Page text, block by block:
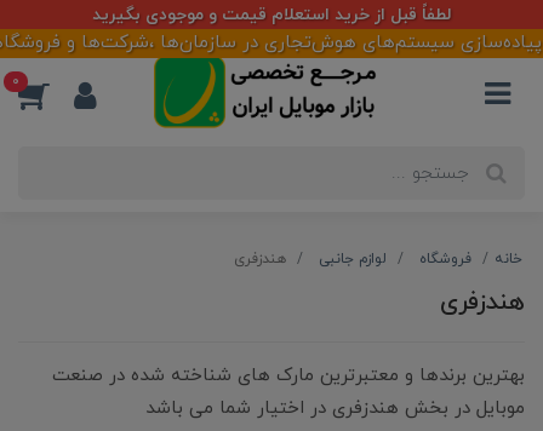
لطفاً قبل از خرید استعلام قیمت و موجودی بگیرید
پیاده‌سازی سیستم‌های هوش‌تجاری در سازمان‌ها ،شرکت‌ها و
0
خانه فروشگاه لوازم جانبی هندزفری
هندزفری
بهترین برندها و معتبرترین مارک های شناخته شده در صنعت
موبایل در بخش هندزفری در اختیار شما می باشد